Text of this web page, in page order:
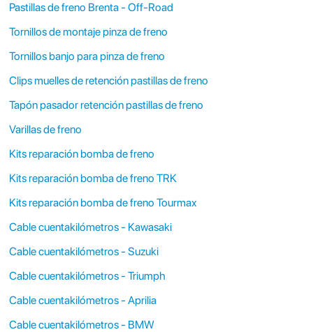
Pastillas de freno Brenta - Off-Road
Tornillos de montaje pinza de freno
Tornillos banjo para pinza de freno
Clips muelles de retención pastillas de freno
Tapón pasador retención pastillas de freno
Varillas de freno
Kits reparación bomba de freno
Kits reparación bomba de freno TRK
Kits reparación bomba de freno Tourmax
Cable cuentakilómetros - Kawasaki
Cable cuentakilómetros - Suzuki
Cable cuentakilómetros - Triumph
Cable cuentakilómetros - Aprilia
Cable cuentakilómetros - BMW